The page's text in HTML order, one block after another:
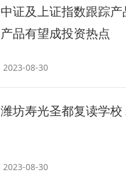
中证及上证指数跟踪
产品有望成投资热点
2023-08-30
潍坊寿光圣都复读学
2023-08-30